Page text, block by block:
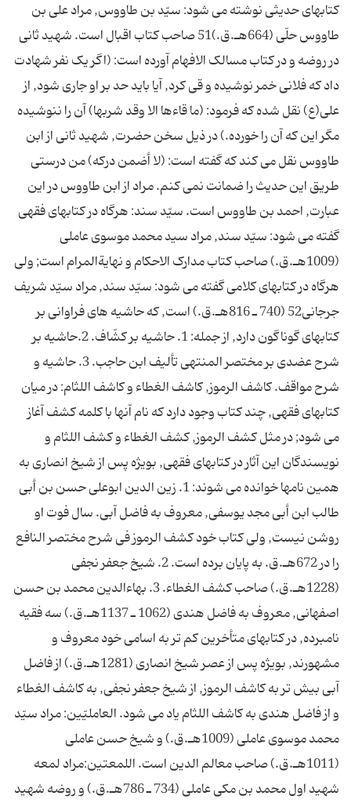
کتابهاى حديثى نوشته مى شود: سيّد بن طاووس, مراد على بن
طاووس حلّى (664هـ.ق.)51 صاحب کتاب اقبال است. شهيد ثانى
در روضه و در کتاب مسالک الافهام آورده است: (اگر يک نفر شهادت
داد که فلانى خمر نوشيده و قى کرد, آيا بايد حد بر او جارى شود, از
على(ع) نقل شده که فرمود: (ما قاءها الا وقد شربها) آن را ننوشيده
مگر اين که آن را خورده.) در ذيل سخن حضرت, شهيد ثانى از ابن
طاووس نقل مى کند که گفته است: (لا أضمن درکه) من درستى
طريق اين حديث را ضمانت نمى کنم. مراد از ابن طاووس در اين
عبارت, احمد بن طاووس است. سيّد سند: هرگاه در کتابهاى فقهى
گفته مى شود: سيّد سند, مراد سيد محمد موسوى عاملى
(1009هـ.ق.) صاحب کتاب مدارک الاحکام و نهايةالمرام است; ولى
هرگاه در کتابهاى کلامى گفته مى شود: سيّد سند, مراد سيّد شريف
جرجانى52 (740 ـ 816هـ.ق.) است, که حاشيه هاى فراوانى بر
کتابهاى گوناگون دارد, از جمله: 1. حاشيه بر کشّاف. 2.حاشيه بر
شرح عضدى بر مختصر المنتهى تأليف ابن حاجب. 3. حاشيه و
شرح مواقف. کاشف الرموز, کاشف الغطاء و کاشف اللثام: در ميان
کتابهاى فقهى, چند کتاب وجود دارد که نام آنها با کلمه کشف آغاز
مى شود; در مثل کشف الرموز, کشف الغطاء و کشف اللثام و
نويسندگان اين آثار در کتابهاى فقهى, بويژه پس از شيخ انصارى به
همين نامها خوانده مى شوند: 1. زين الدين ابوعلى حسن بن أبى
طالب ابن أبى مجد يوسفى, معروف به فاضل آبى. سال فوت او
روشن نيست, ولى کتاب خود کشف الرموز فى شرح مختصر النافع
را در 672هـ.ق. به پايان برده است. 2. شيخ جعفر نجفى
(1228هـ.ق.) صاحب کشف الغطاء. 3. بهاءالدين محمد بن حسن
اصفهانى, معروف به فاضل هندى (1062 ـ 1137هـ.ق.) سه فقيه
نامبرده, در کتابهاى متأخرين کم تر به اسامى خود معروف و
مشهورند, بويژه پس از عصر شيخ انصارى (1281هـ.ق.) از فاضل
آبى بيش تر به کاشف الرموز, از شيخ جعفر نجفى, به کاشف الغطاء
و از فاضل هندى به کاشف اللثام ياد مى شود. العامليّين: مراد سيّد
محمد موسوى عاملى (1009هـ.ق.) و شيخ حسن عاملى
(1011هـ.ق.) صاحب معالم الدين است. اللمعتين:مراد لمعه
شهيد اول محمد بن مکى عاملى (734 ـ 786هـ.ق.) و روضه شهيد